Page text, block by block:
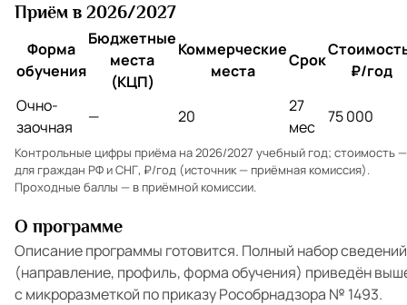
Приём в 2026/2027
Форма
обучения
Бюджетные
места
(КЦП)
Коммерческие
места
Срок
₽/год
Очно-
заочная
— 20
27
мес
75 000
Контрольные цифры приёма на 2026/2027 учебный год; стоимость —
для граждан РФ и СНГ, ₽/год (источник — приёмная комиссия).
Проходные баллы — в приёмной комиссии.
О программе
Описание программы готовится. Полный набор сведений
(направление, профиль, форма обучения) приведён
с микроразметкой по приказу Рособрнадзора № 1493.